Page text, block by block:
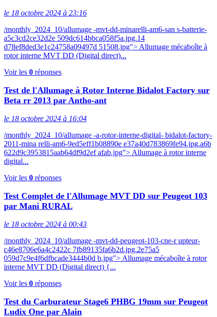
le 18 octobre 2024 à 23:16
/monthly_2024_10/allumage -mvt-dd-minarelli-am6-san s-batterie-
a5c3cd2ce32d2e 509dc614bbca058f5a.jpg.14
d78ef8ded3e1c24758a09497d 51508.jpg"> Allumage mécaboîte à
rotor interne MVT DD (Digital direct)...
Voir les 0 réponses
Test de l'Allumage à Rotor Interne Bidalot Factory sur
Beta rr 2013 par Antho-ant
le 18 octobre 2024 à 16:04
/monthly_2024_10/allumage -a-rotor-interne-digital- bidalot-factory-
2011-mina relli-am6-9ed5eff1b08890e e37a40d783869fe94.jpg.a6b
622d9c3953815aab64df9d2ef afab.jpg"> Allumage à rotor interne
digital...
Voir les 0 réponses
Test Complet de l'Allumage MVT DD sur Peugeot 103
par Mani RURAL
le 18 octobre 2024 à 00:43
/monthly_2024_10/allumage -mvt-dd-peugeot-103-cne-r upteur-
c46e8706e6a4c2422c 7fb89135fa6b2d.jpg.2e75a5
059d7c9e4f6dfbcade3444b0d b.jpg"> Allumage mécaboîte à rotor
interne MVT DD (Digital direct) {...
Voir les 0 réponses
Test du Carburateur Stage6 PHBG 19mm sur Peugeot
Ludix One par Alain